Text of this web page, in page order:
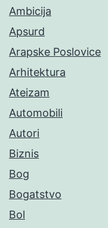
Ambicija
Apsurd
Arapske Poslovice
Arhitektura
Ateizam
Automobili
Autori
Biznis
Bog
Bogatstvo
Bol